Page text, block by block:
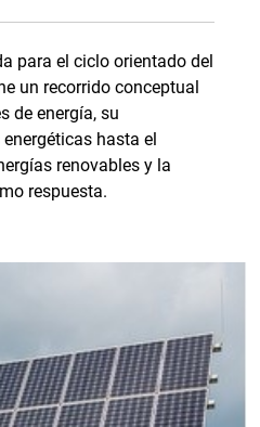
para el ciclo orientado del
un recorrido conceptual
de energía, su
hasta el
renovables y la
respuesta.